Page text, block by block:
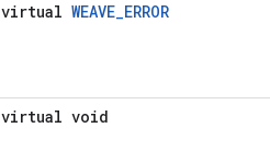
virtual WEAVE_ERROR
virtual void